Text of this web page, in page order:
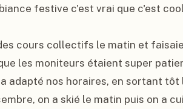
festive c'est vrai que c'est
cours collectifs le matin et
les moniteurs étaient super
adapté nos horaires, en sortant
on a skié le matin puis on a